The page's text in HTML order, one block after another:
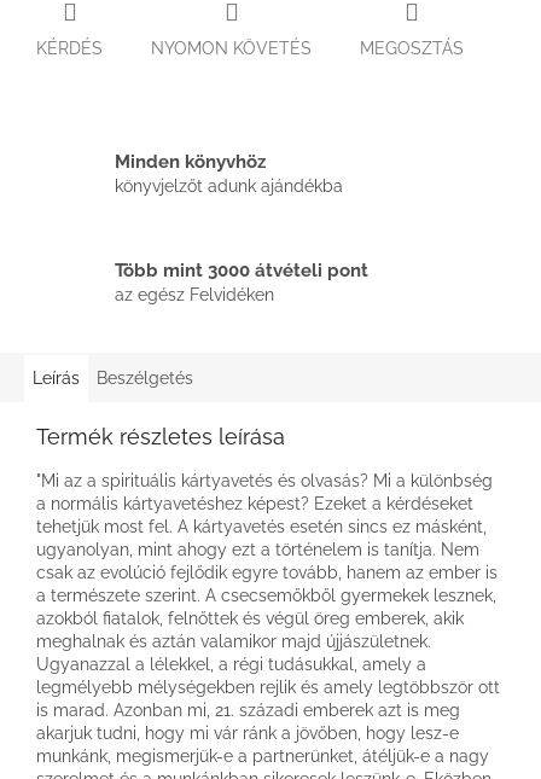
KÉRDÉS NYOMON KÖVETÉS MEGOSZTÁS
Minden könyvhöz
könyvjelzőt adunk ajándékba
Több mint 3000 átvételi pont
az egész Felvidéken
Leírás Beszélgetés
Termék részletes leírása
"Mi az a spirituális kártyavetés és olvasás? Mi a különbség
a normális kártyavetéshez képest? Ezeket a kérdéseket
tehetjük most fel. A kártyavetés esetén sincs ez másként,
ugyanolyan, mint ahogy ezt a történelem is tanítja. Nem
csak az evolúció fejlődik egyre tovább, hanem az ember is
a természete szerint. A csecsemőkből gyermekek lesznek,
azokból fiatalok, felnőttek és végül öreg emberek, akik
meghalnak és aztán valamikor majd újjászületnek.
Ugyanazzal a lélekkel, a régi tudásukkal, amely a
legmélyebb mélységekben rejlik és amely legtöbbször ott
is marad. Azonban mi, 21. századi emberek azt is meg
akarjuk tudni, hogy mi vár ránk a jövőben, hogy lesz-e
munkánk, megismerjük-e a partnerünket, átéljük-e a nagy